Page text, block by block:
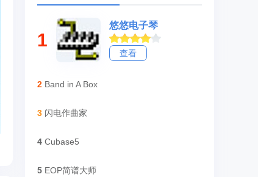
1
悠悠电子琴
查看
2 Band in A Box
3 闪电作曲家
4 Cubase5
5 EOP简谱大师